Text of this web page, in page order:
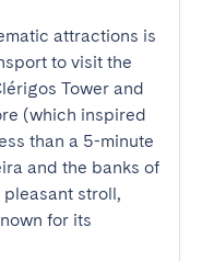
attractions is
to visit the
Tower and
(which inspired
than a 5-minute
and the banks of
stroll,
for its